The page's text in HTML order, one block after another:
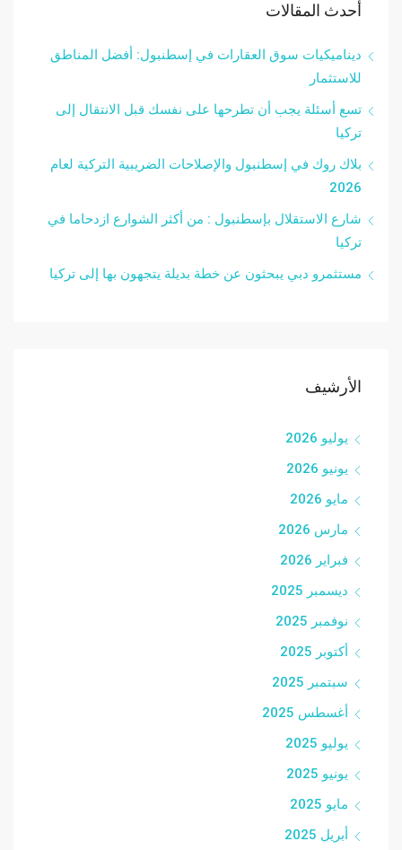
أحدث المقالات
ديناميكيات سوق العقارات في إسطنبول: أفضل المناطق
للاستثمار
تسع أسئلة يجب أن تطرحها على نفسك قبل الانتقال إلى
تركيا
بلاك روك في إسطنبول والإصلاحات الضريبية التركية لعام
2026
شارع الاستقلال بإسطنبول : من أكثر الشوارع ازدحاما في
تركيا
مستثمرو دبي يبحثون عن خطة بديلة يتجهون بها إلى تركيا
الأرشيف
يوليو 2026
يونيو 2026
مايو 2026
مارس 2026
فبراير 2026
ديسمبر 2025
نوفمبر 2025
أكتوبر 2025
سبتمبر 2025
أغسطس 2025
يوليو 2025
يونيو 2025
مايو 2025
أبريل 2025